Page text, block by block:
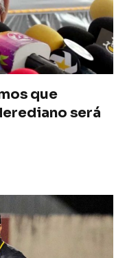
que
será